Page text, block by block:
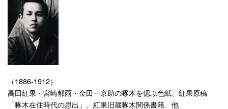
（1886-1912）
高田紅果・宮崎郁雨・金田一京助の啄木を偲ぶ色紙、紅果原稿
「啄木在住時代の思出」、紅果旧蔵啄木関係書籍、他